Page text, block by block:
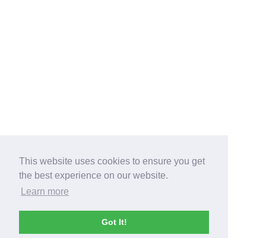
This website uses cookies to ensure you get
the best experience on our website.
Learn more
Got It!